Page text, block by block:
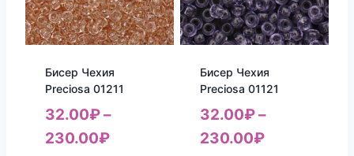
Бисер Чехия
Preciosa 01211
32.00₽–
230.00₽
Бисер Чехия
Preciosa 01121
32.00₽–
230.00₽